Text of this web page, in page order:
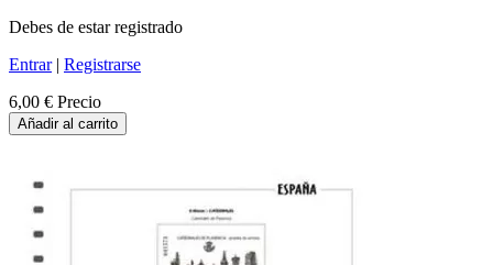
Debes de estar registrado
Entrar| Registrarse
6,00 € Precio
Añadir al carrito